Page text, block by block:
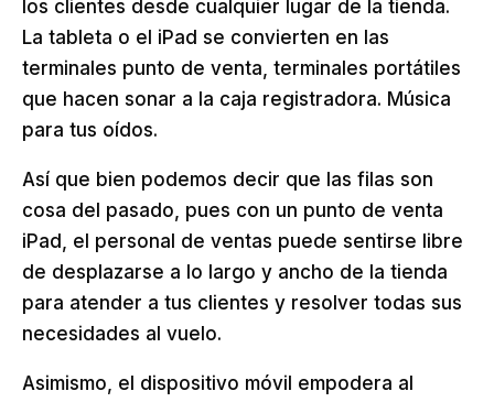
los clientes desde cualquier lugar de la tienda.
La tableta o el iPad se convierten en las
terminales punto de venta, terminales portátiles
que hacen sonar a la caja registradora. Música
para tus oídos.
Así que bien podemos decir que las filas son
cosa del pasado, pues con un punto de venta
iPad, el personal de ventas puede sentirse libre
de desplazarse a lo largo y ancho de la tienda
para atender a tus clientes y resolver todas sus
necesidades al vuelo.
Asimismo, el dispositivo móvil empodera al